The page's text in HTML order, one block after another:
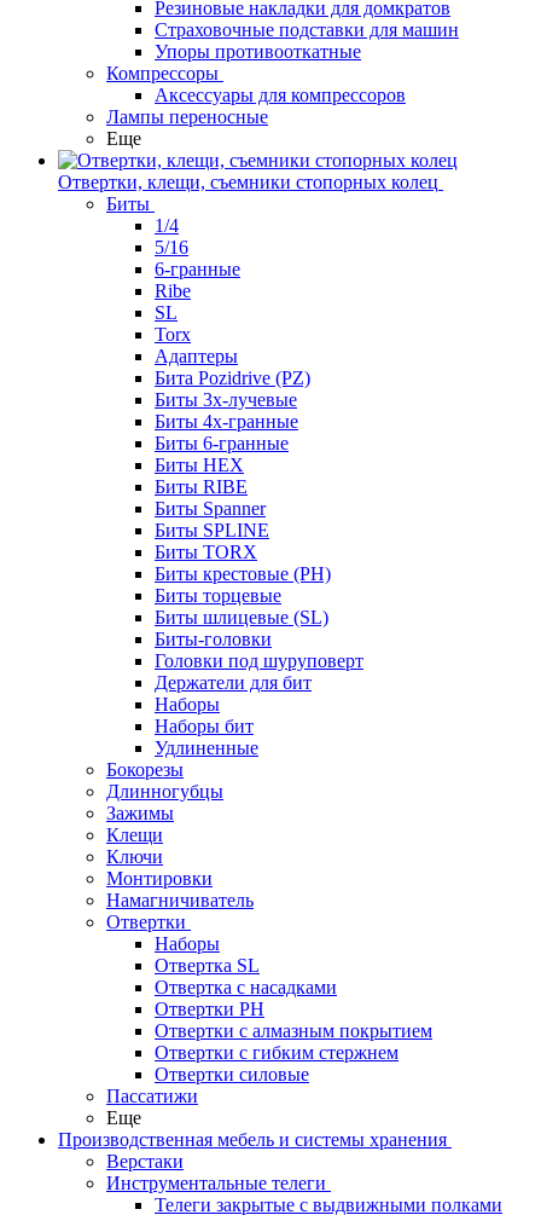
Резиновые накладки для домкратов
Страховочные подставки для машин
Упоры противооткатные
Компрессоры
Аксессуары для компрессоров
Лампы переносные
Еще
Отвертки, клещи, съемники стопорных колец
Биты
1/4
5/16
6-гранные
Ribe
SL
Torx
Адаптеры
Бита Pozidrive (PZ)
Биты 3х-лучевые
Биты 4х-гранные
Биты 6-гранные
Биты HEX
Биты RIBE
Биты Spanner
Биты SPLINE
Биты TORX
Биты крестовые (PH)
Биты торцевые
Биты шлицевые (SL)
Биты-головки
Головки под шуруповерт
Держатели для бит
Наборы
Наборы бит
Удлиненные
Бокорезы
Длинногубцы
Зажимы
Клещи
Ключи
Монтировки
Намагничиватель
Отвертки
Наборы
Отвертка SL
Отвертка с насадками
Отвертки PH
Отвертки с алмазным покрытием
Отвертки с гибким стержнем
Отвертки силовые
Пассатижи
Еще
Производственная мебель и системы хранения
Верстаки
Инструментальные телеги
Телеги закрытые с выдвижными полками